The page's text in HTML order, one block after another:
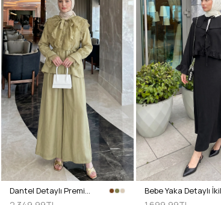
Dantel Detaylı Premium Takım 5325 - AÇIK HAKİ